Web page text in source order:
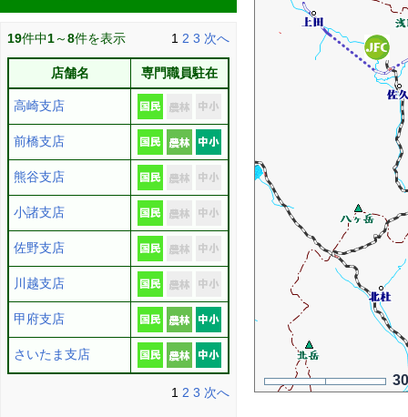
19件中1～8件を表示 1 2 3 次へ
店舗名 専門職員駐在
高崎支店
前橋支店
熊谷支店
小諸支店
佐野支店
川越支店
甲府支店
さいたま支店
1 2 3 次へ